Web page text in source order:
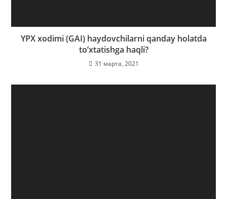
YPX xodimi (GAI) haydovchilarni qanday holatda
to’xtatishga haqli?
31 марта, 2021